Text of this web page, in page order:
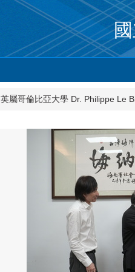
屬哥倫比亞大學 Dr. Philippe Le